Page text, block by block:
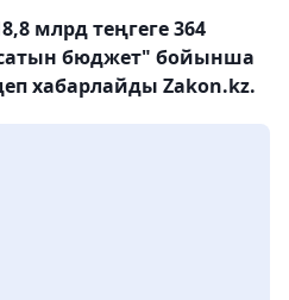
млрд теңгеге 364
бюджет" бойынша
хабарлайды Zakon.kz.